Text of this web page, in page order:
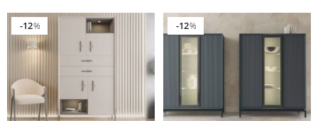
%
12 %
12